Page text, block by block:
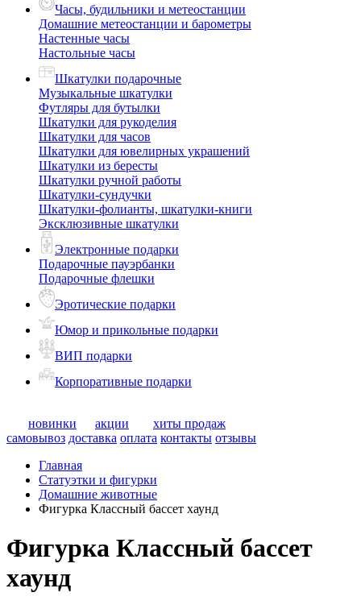
Часы, будильники и метеостанции
Домашние метеостанции и барометры
Настенные часы
Настольные часы
Шкатулки подарочные
Музыкальные шкатулки
Футляры для бутылки
Шкатулки для рукоделия
Шкатулки для часов
Шкатулки для ювелирных украшений
Шкатулки из бересты
Шкатулки ручной работы
Шкатулки-сундучки
Шкатулки-фолианты, шкатулки-книги
Эксклюзивные шкатулки
Электронные подарки
Подарочные пауэрбанки
Подарочные флешки
Эротические подарки
Юмор и прикольные подарки
ВИП подарки
Корпоративные подарки
новинки акции
хиты продаж
самовывоз доставка оплата контакты отзывы
Главная
Статуэтки и фигурки
Домашние животные
Фигурка Классный бассет хаунд
Фигурка Классный бассет
хаунд